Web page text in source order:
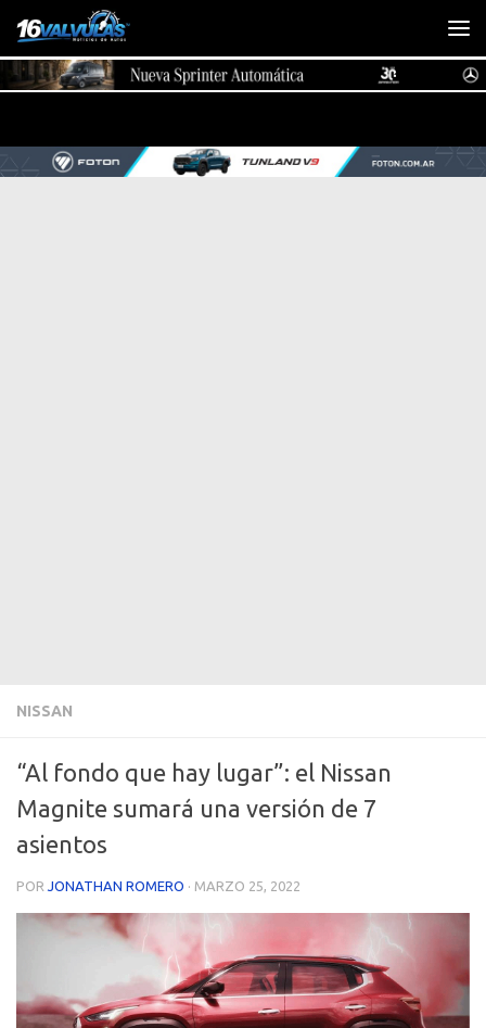
Saltar al contenido
NISSAN
“Al fondo que hay lugar”: el Nissan
Magnite sumará una versión de 7
asientos
POR JONATHAN ROMERO · MARZO 25, 2022